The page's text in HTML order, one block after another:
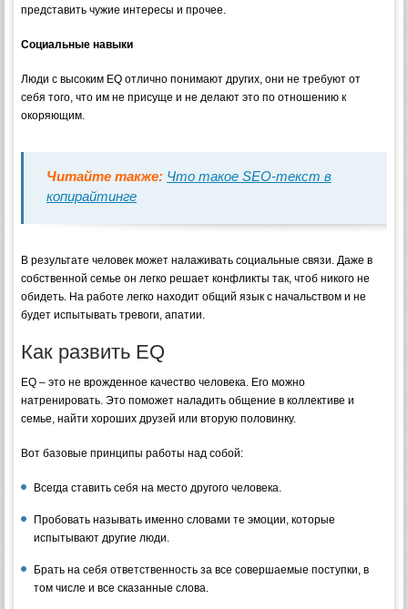
представить чужие интересы и прочее.
Социальные навыки
Люди с высоким EQ отлично понимают других, они не требуют от
себя того, что им не присуще и не делают это по отношению к
окоряющим.
Читайте также: Что такое SEO-текст в
копирайтинге
В результате человек может налаживать социальные связи. Даже в
собственной семье он легко решает конфликты так, чтоб никого не
обидеть. На работе легко находит общий язык с начальством и не
будет испытывать тревоги, апатии.
Как развить EQ
EQ – это не врожденное качество человека. Его можно
натренировать. Это поможет наладить общение в коллективе и
семье, найти хороших друзей или вторую половинку.
Вот базовые принципы работы над собой:
Всегда ставить себя на место другого человека.
Пробовать называть именно словами те эмоции, которые
испытывают другие люди.
Брать на себя ответственность за все совершаемые поступки, в
том числе и все сказанные слова.